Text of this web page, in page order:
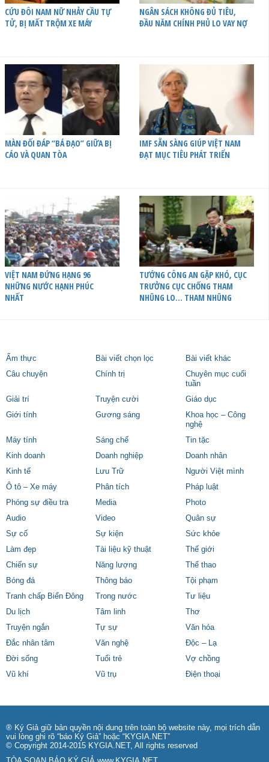
CỨU ĐÔI NAM NỮ NHẢY CẦU TỰ
TỬ, BỊ MẤT TRỘM XE MÁY
NGÂN SÁCH KHÔNG ĐỦ TIÊU,
ĐẦU NĂM CHÍNH PHỦ LO VAY NỢ
MÀN ĐỐI ĐÁP “BÁ ĐẠO” GIỮA BỊ
CÁO VÀ QUAN TÒA
IMF SẴN SÀNG GIÚP VIỆT NAM
ĐẠT MỤC TIÊU PHÁT TRIỂN
VIỆT NAM ĐỨNG HẠNG 96
NHỮNG NƯỚC HẠNH PHÚC
NHẤT
TƯỚNG CÔNG AN GẶP KHÓ, CỤC
TRƯỞNG CỤC CHỐNG THAM
NHŨNG LO… THAM NHŨNG
Ẩm thực Bài viết chọn lọc
Bài viết khác
Câu chuyện
Chính trị
Chuyên mục cuối
tuần
Giải trí
Truyện cười
Giáo dục
Giới tính
Gương sáng
Khoa học – Công
nghệ
Máy tính
Sáng chế
Tin tặc
Kinh doanh
Doanh nghiệp
Doanh nhân
Kinh tế
Lưu Trữ
Người Việt mình
Ô tô – Xe máy
Phân tích
Pháp luật
Phóng sự điều tra
Media
Photo
Audio
Video
Quân sự
Sự cố
Sự kiện
Sức khỏe
Làm đẹp
Tài liệu kỹ thuật
Thế giới
Chiến sự
Năng lượng
Thể thao
Bóng đá
Thông báo
Tội phạm
Tranh chấp Biển Đông
Trong nước
Tư liệu
Du lịch
Tâm linh
Thơ
Truyện ngắn
Tự sự
Văn hóa
Đắc nhân tâm
Văn nghệ
Độc – Lạ
Đời sống
Tuổi trẻ
Vợ chồng
Vũ khí
Vũ trụ Điện thoại
® Ký Giả giữ bản quyền nội dung trên toàn bộ website này, mọi trích dẫn
vui lòng ghi rõ “báo Ký Giả” hoặc “KYGIA.NET”
© Copyright 2014-2015 KYGIA.NET, All rights reserved